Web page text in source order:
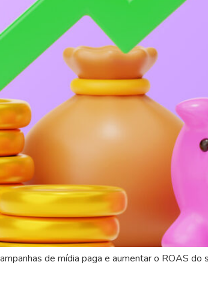
de mídia paga e aumentar o ROAS